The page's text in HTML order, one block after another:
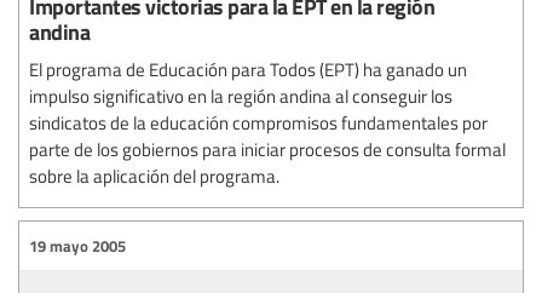
andina
El programa de Educación para Todos (EPT) ha ganado un
impulso significativo en la región andina al conseguir los
sindicatos de la educación compromisos fundamentales por
parte de los gobiernos para iniciar procesos de consulta formal
sobre la aplicación del programa.
19 mayo 2005